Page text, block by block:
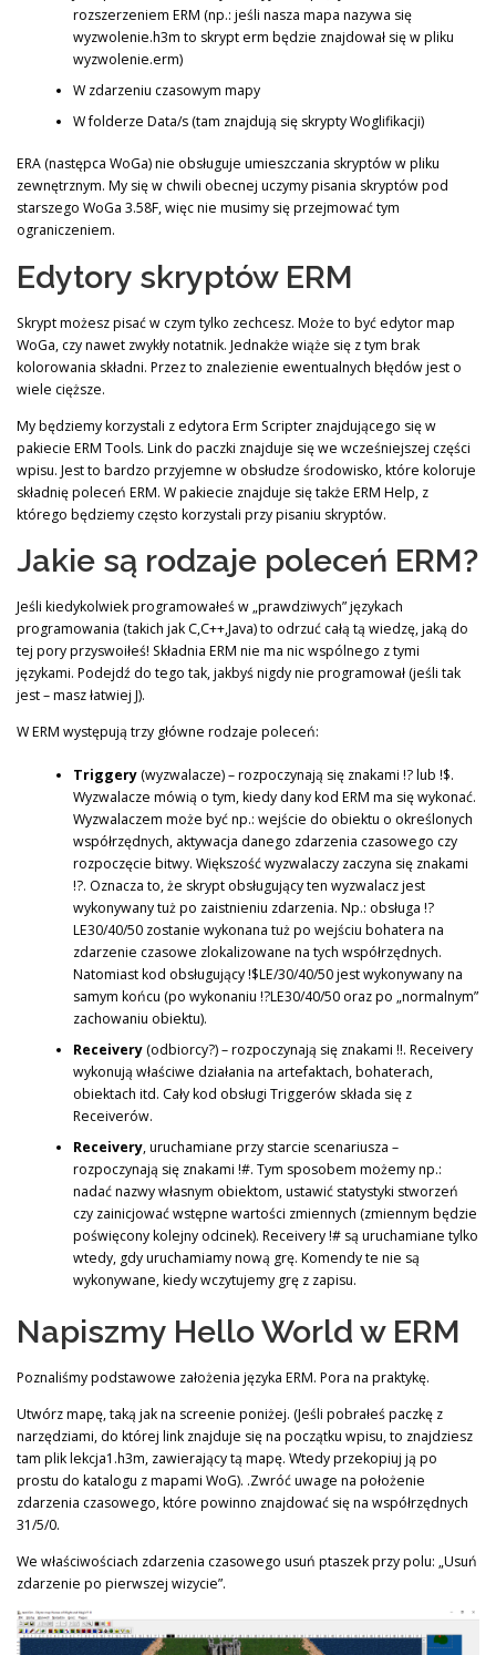
rozszerzeniem ERM (np.: jeśli nasza mapa nazywa się
wyzwolenie.h3m to skrypt erm będzie znajdował się w pliku
wyzwolenie.erm)
W zdarzeniu czasowym mapy
W folderze Data/s (tam znajdują się skrypty Woglifikacji)
ERA (następca WoGa) nie obsługuje umieszczania skryptów w pliku
zewnętrznym. My się w chwili obecnej uczymy pisania skryptów pod
starszego WoGa 3.58F, więc nie musimy się przejmować tym
ograniczeniem.
Edytory skryptów ERM
Skrypt możesz pisać w czym tylko zechcesz. Może to być edytor map
WoGa, czy nawet zwykły notatnik. Jednakże wiąże się z tym brak
kolorowania składni. Przez to znalezienie ewentualnych błędów jest o
wiele cięższe.
My będziemy korzystali z edytora Erm Scripter znajdującego się w
pakiecie ERM Tools. Link do paczki znajduje się we wcześniejszej części
wpisu. Jest to bardzo przyjemne w obsłudze środowisko, które koloruje
składnię poleceń ERM. W pakiecie znajduje się także ERM Help, z
którego będziemy często korzystali przy pisaniu skryptów.
Jakie są rodzaje poleceń ERM?
Jeśli kiedykolwiek programowałeś w „prawdziwych” językach
programowania (takich jak C,C++,Java) to odrzuć całą tą wiedzę, jaką do
tej pory przyswoiłeś! Składnia ERM nie ma nic wspólnego z tymi
językami. Podejdź do tego tak, jakbyś nigdy nie programował (jeśli tak
jest – masz łatwiej J).
W ERM występują trzy główne rodzaje poleceń:
Triggery(wyzwalacze) – rozpoczynają się znakami !? lub !$.
Wyzwalacze mówią o tym, kiedy dany kod ERM ma się wykonać.
Wyzwalaczem może być np.: wejście do obiektu o określonych
współrzędnych, aktywacja danego zdarzenia czasowego czy
rozpoczęcie bitwy. Większość wyzwalaczy zaczyna się znakami
!?. Oznacza to, że skrypt obsługujący ten wyzwalacz jest
wykonywany tuż po zaistnieniu zdarzenia. Np.: obsługa !?
LE30/40/50 zostanie wykonana tuż po wejściu bohatera na
zdarzenie czasowe zlokalizowane na tych współrzędnych.
Natomiast kod obsługujący !$LE/30/40/50 jest wykonywany na
samym końcu (po wykonaniu !?LE30/40/50 oraz po „normalnym”
zachowaniu obiektu).
Receivery(odbiorcy?) – rozpoczynają się znakami !!. Receivery
wykonują właściwe działania na artefaktach, bohaterach,
obiektach itd. Cały kod obsługi Triggerów składa się z
Receiverów.
Receivery, uruchamiane przy starcie scenariusza –
rozpoczynają się znakami !#. Tym sposobem możemy np.:
nadać nazwy własnym obiektom, ustawić statystyki stworzeń
czy zainicjować wstępne wartości zmiennych (zmiennym będzie
poświęcony kolejny odcinek). Receivery !# są uruchamiane tylko
wtedy, gdy uruchamiamy nową grę. Komendy te nie są
wykonywane, kiedy wczytujemy grę z zapisu.
Napiszmy Hello World w ERM
Poznaliśmy podstawowe założenia języka ERM. Pora na praktykę.
Utwórz mapę, taką jak na screenie poniżej. (Jeśli pobrałeś paczkę z
narzędziami, do której link znajduje się na początku wpisu, to znajdziesz
tam plik lekcja1.h3m, zawierający tą mapę. Wtedy przekopiuj ją po
prostu do katalogu z mapami WoG). .Zwróć uwage na położenie
zdarzenia czasowego, które powinno znajdować się na współrzędnych
31/5/0.
We właściwościach zdarzenia czasowego usuń ptaszek przy polu: „Usuń
zdarzenie po pierwszej wizycie”.